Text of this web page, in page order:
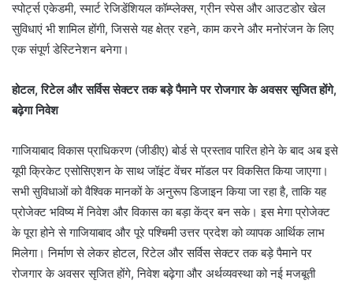
स्पोर्ट्स एकेडमी, स्मार्ट रेजिडेंशियल कॉम्प्लेक्स, ग्रीन स्पेस और आउटडोर खेल
सुविधाएं भी शामिल होंगी, जिससे यह क्षेत्र रहने, काम करने और मनोरंजन के लिए
एक संपूर्ण डेस्टिनेशन बनेगा।
होटल, रिटेल और सर्विस सेक्टर तक बड़े पैमाने पर रोजगार के अवसर सृजित होंगे,
बढ़ेगा निवेश
गाजियाबाद विकास प्राधिकरण (जीडीए) बोर्ड से प्रस्ताव पारित होने के बाद अब इसे
यूपी क्रिकेट एसोसिएशन के साथ जॉइंट वेंचर मॉडल पर विकसित किया जाएगा।
सभी सुविधाओं को वैश्विक मानकों के अनुरूप डिजाइन किया जा रहा है, ताकि यह
प्रोजेक्ट भविष्य में निवेश और विकास का बड़ा केंद्र बन सके। इस मेगा प्रोजेक्ट
के पूरा होने से गाजियाबाद और पूरे पश्चिमी उत्तर प्रदेश को व्यापक आर्थिक लाभ
मिलेगा। निर्माण से लेकर होटल, रिटेल और सर्विस सेक्टर तक बड़े पैमाने पर
रोजगार के अवसर सृजित होंगे, निवेश बढ़ेगा और अर्थव्यवस्था को नई मजबूती